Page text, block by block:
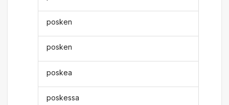
posken
posken
poskea
poskessa